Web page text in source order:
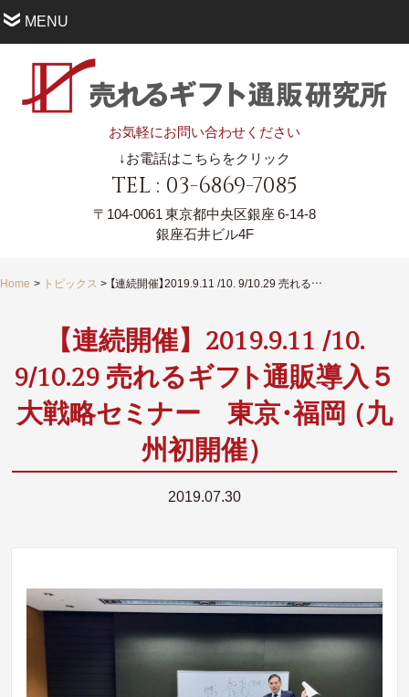
MENU
お気軽にお問い合わせください
↓お電話はこちらをクリック
TEL : 03-6869-7085
〒104-0061東京都中央区銀座 6-14-8
銀座石井ビル4F
Home トピックス 【連続開催】2019.9.11 /10. 9/10.29 売れるギフト通販導入５大戦略セミナー 東京・福岡（九州初開催）
【連続開催】2019.9.11 /10.
9/10.29 売れるギフト通販導入５
大戦略セミナー 東京・福岡（九
州初開催）
2019.07.30